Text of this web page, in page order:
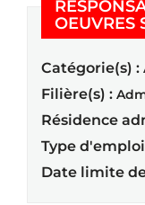
OEUVRES
Catégorie(s) :
Filière(s) :
Résidence
Type
Date limite